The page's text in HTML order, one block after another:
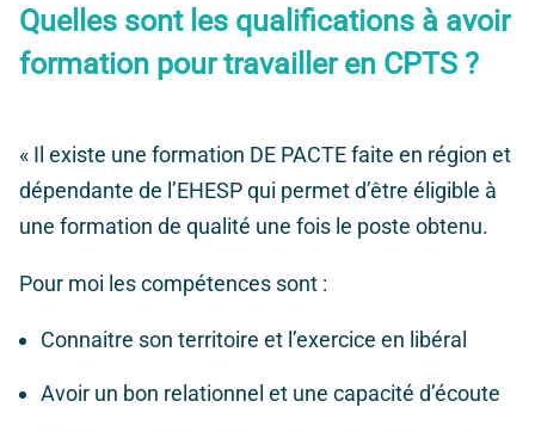
Quelles sont les qualifications à avoir
formation pour travailler en CPTS ?
« Il existe une formation DE PACTE faite en région et
dépendante de l’EHESP qui permet d’être éligible à
une formation de qualité une fois le poste obtenu.
Pour moi les compétences sont :
Connaitre son territoire et l’exercice en libéral
Avoir un bon relationnel et une capacité d’écoute